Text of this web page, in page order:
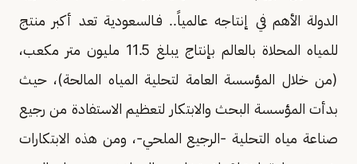
الدولة الأهم في إنتاجه عالمياً.. فـالسعودية تعد أكبر منتج
للمياه المحلاة بالعالم بإنتاج يبلغ 11.5 مليون متر مكعب،
(من خلال المؤسسة العامة لتحلية المياه المالحة)، حيث
بدأت المؤسسة البحث والابتكار لتعظيم الاستفادة من رجيع
صناعة مياه التحلية -الرجيع الملحي-، ومن هذه الابتكارات